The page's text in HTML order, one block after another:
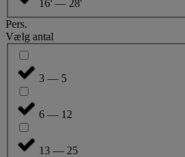
16' — 28'
Pers.
Vælg antal
3 — 5
6 — 12
13 — 25